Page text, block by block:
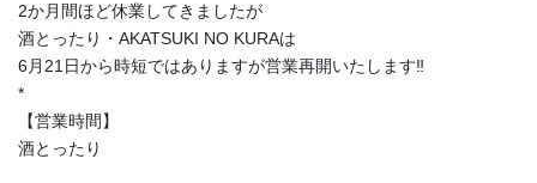
2か月間ほど休業してきましたが
酒とったり・AKATSUKI NO KURAは
6月21日から時短ではありますが営業再開いたします‼
*
【営業時間】
酒とったり